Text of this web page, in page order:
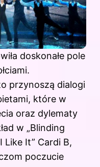
doskonałe pole
przynoszą dialogi
które w
oraz dylematy
w „Blinding
Like It” Cardi B,
poczucie